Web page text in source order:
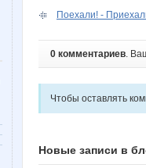
Поехали! -
0 комментариев.
Чтобы оставлять
Новые записи в